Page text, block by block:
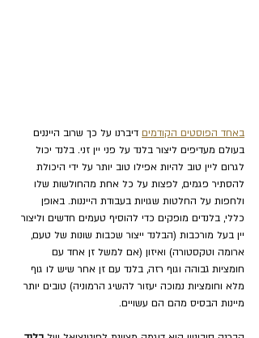
באחד הפוסטים הקודמים דיברנו על כך שרוב הייננים
בעולם מעדיפים ליצור בלנד על פני יין זני. בלנד יכול
לגרום ליין טוב להיות אפילו טוב יותר על ידי היכולת
להסתיר פגמים, לפצות על כל אחת מהחולשות שלו
ולחפות על החלטות שגויות בעבודת הייננות. באופן
כללי, בלנדים מופקים כדי להוסיף טעמים חדשים וליצור
יין בעל מורכבות (הבלנד ייצור שכבות שונות של טעם,
ארומה וטקסטורה) ואיזון (אם למשל זן אחד עם
חומציות גבוהה וגוף רזה, בלנד עם זן אחר שיש לו גוף
מלא וחומציות נמוכה יעזור להשיג הרמוניה) טובים יותר
מיינות הבסיס מהם הם עשויים.